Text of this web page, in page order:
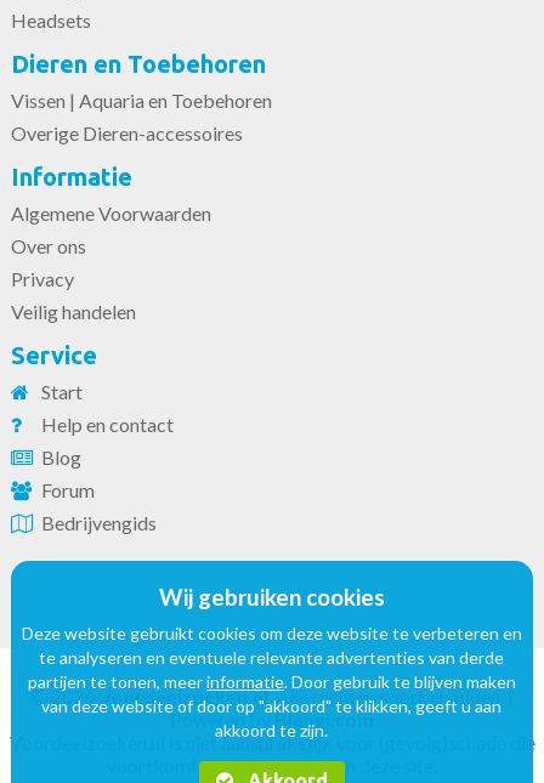
Headsets
Dieren en Toebehoren
Vissen | Aquaria en Toebehoren
Overige Dieren-accessoires
Informatie
Algemene Voorwaarden
Over ons
Privacy
Veilig handelen
Service
Start
Help en contact
Blog
Forum
Bedrijvengids
2026Voordeelzoeken.nl. Alle rechten voorbehouden. |
Powered byBlengi.com
Voordeelzoeken.nl is niet aansprakelijk voor (gevolg)schade die
voortkomt uit het gebruik van deze site,
Wij gebruiken cookies
Deze website gebruikt cookies om deze website te verbeteren en
te analyseren en eventuele relevante advertenties van derde
partijen te tonen, meerinformatie. Door gebruik te blijven maken
van deze website of door op "akkoord" te klikken, geeft u aan
akkoord te zijn.